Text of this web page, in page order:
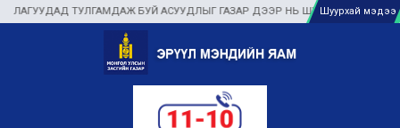
ТУЛГАМДАЖ БУЙ АСУУДЛЫГ ГАЗАР ДЭЭР НЬ ШУУРХАЙ ШИЙДВЭРЛЭЖ,
Шуурхай мэдээ